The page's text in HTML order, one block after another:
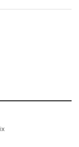
ix